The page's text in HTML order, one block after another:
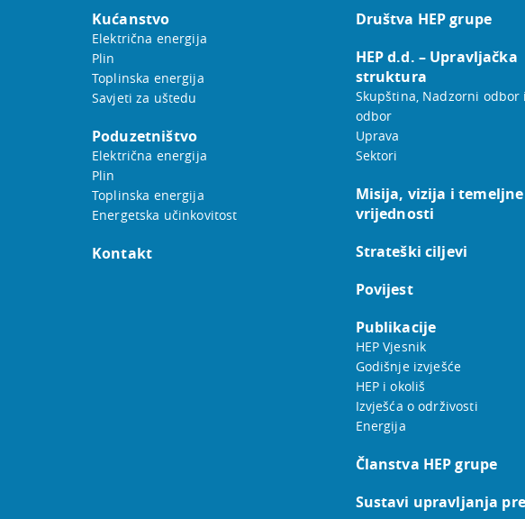
Kućanstvo
Električna energija
Plin
Toplinska energija
Savjeti za uštedu
Poduzetništvo
Električna energija
Plin
Toplinska energija
Energetska učinkovitost
Kontakt
Društva HEP grupe
HEP d.d. – Upravljačka
struktura
Skupština, Nadzorni odbor
odbor
Uprava
Sektori
Misija, vizija i temeljne
vrijednosti
Strateški ciljevi
Povijest
Publikacije
HEP Vjesnik
Godišnje izvješće
HEP i okoliš
Izvješća o održivosti
Energija
Članstva HEP grupe
Sustavi upravljanja